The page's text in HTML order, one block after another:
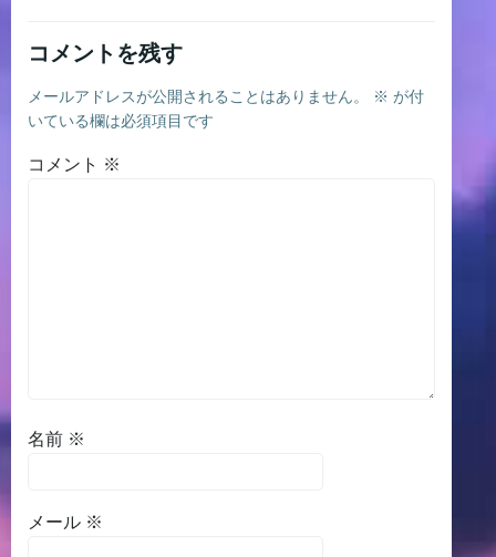
コメントを残す
メールアドレスが公開されることはありません。 ※ が付
いている欄は必須項目です
コメント ※
名前 ※
メール ※